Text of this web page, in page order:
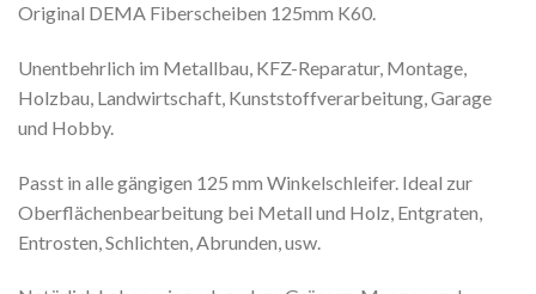
Original DEMA Fiberscheiben 125mm K60.
Unentbehrlich im Metallbau, KFZ-Reparatur, Montage,
Holzbau, Landwirtschaft, Kunststoffverarbeitung, Garage
und Hobby.
Passt in alle gängigen 125 mm Winkelschleifer. Ideal zur
Oberflächenbearbeitung bei Metall und Holz, Entgraten,
Entrosten, Schlichten, Abrunden, usw.